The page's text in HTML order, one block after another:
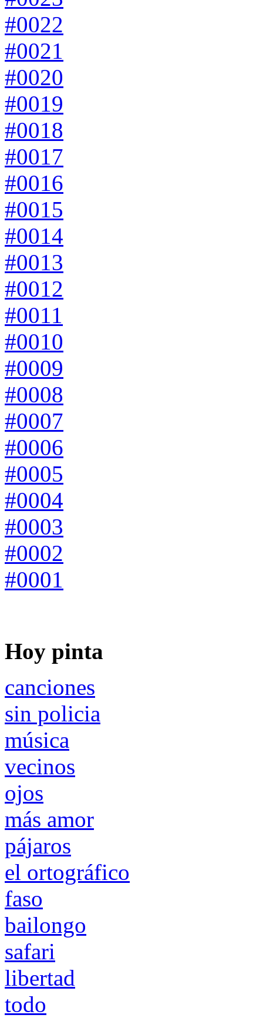
#0022
#0021
#0020
#0019
#0018
#0017
#0016
#0015
#0014
#0013
#0012
#0011
#0010
#0009
#0008
#0007
#0006
#0005
#0004
#0003
#0002
#0001
Hoy pinta
canciones
sin policia
música
vecinos
ojos
más amor
pájaros
el ortográfico
faso
bailongo
safari
libertad
todo